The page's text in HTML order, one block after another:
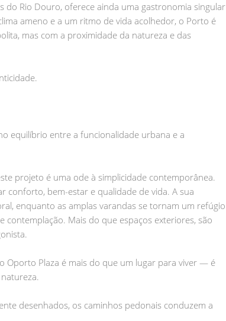
do Rio Douro, oferece ainda uma gastronomia singular
ameno e a um ritmo de vida acolhedor, o Porto é
mas com a proximidade da natureza e das
equilíbrio entre a funcionalidade urbana e a
projeto é uma ode à simplicidade contemporânea.
bem-estar e qualidade de vida. A sua
enquanto as amplas varandas se tornam um refúgio
Mais do que espaços exteriores, são
Oporto Plaza é mais do que um lugar para viver — é
desenhados, os caminhos pedonais conduzem a